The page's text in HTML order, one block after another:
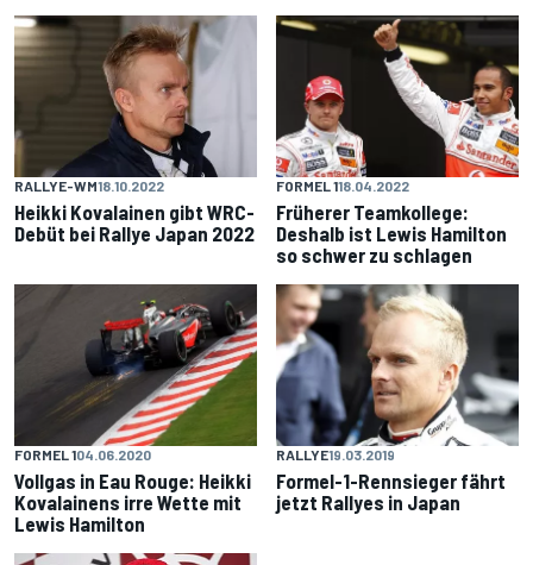
RALLYE-WM18.10.2022
Heikki Kovalainen gibt WRC-
Debüt bei Rallye Japan 2022
FORMEL 118.04.2022
Früherer Teamkollege:
Deshalb ist Lewis Hamilton
so schwer zu schlagen
FORMEL 104.06.2020
Vollgas in Eau Rouge: Heikki
Kovalainens irre Wette mit
Lewis Hamilton
RALLYE19.03.2019
Formel-1-Rennsieger fährt
jetzt Rallyes in Japan